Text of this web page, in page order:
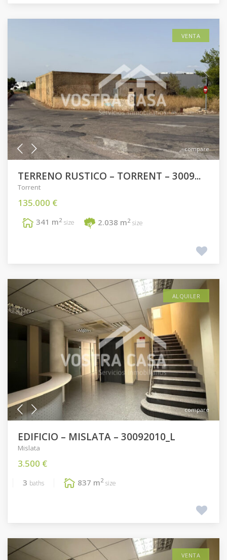
compare
VENTA
TERRENO RUSTICO – TORRENT – 3009...
Torrent
135.000 €
341 m2 size 2.038 m2 size
compare
ALQUILER
EDIFICIO – MISLATA – 30092010_L
Mislata
3.500 €
3 baths 837 m2 size
VENTA